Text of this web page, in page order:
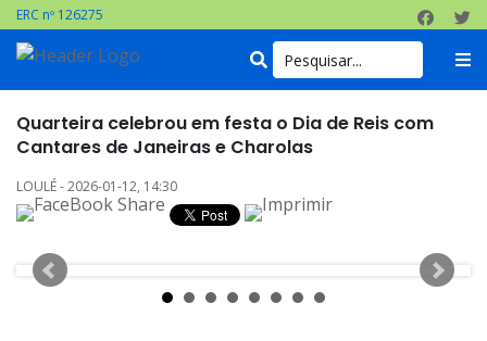
ERC nº 126275
Quarteira celebrou em festa o Dia de Reis com
Cantares de Janeiras e Charolas
LOULÉ - 2026-01-12, 14:30